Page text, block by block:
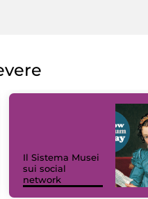
Il Sistema Musei
sui social
network